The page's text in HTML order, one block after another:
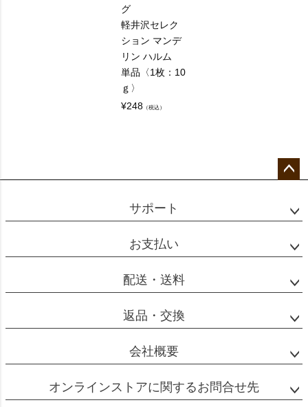
グ
軽井沢セレク
ション マンデ
リン ハルム
単品〈1枚：10
ｇ〉
¥248 （税込）
ップ
サポート
お支払い
配送・送料
返品・交換
会社概要
オンラインストアに関するお問合せ先